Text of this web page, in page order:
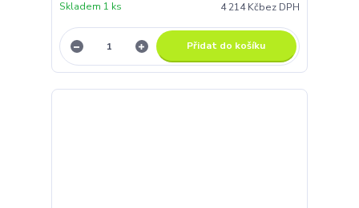
4 214 Kčbez DPH
Skladem 1 ks
Přidat do košíku